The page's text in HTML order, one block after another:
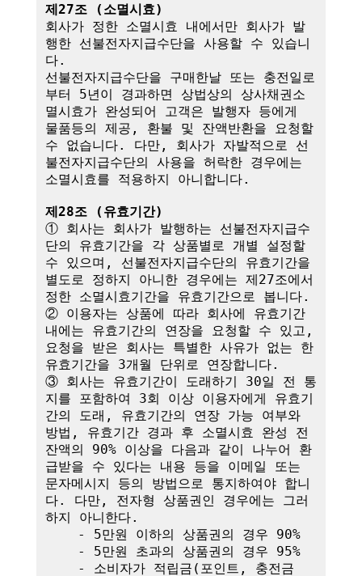
제27조 (소멸시효)
회사가 정한 소멸시효 내에서만 회사가 발
행한 선불전자지급수단을 사용할 수 있습니
다.
선불전자지급수단을 구매한날 또는 충전일로
부터 5년이 경과하면 상법상의 상사채권소
멸시효가 완성되어 고객은 발행자 등에게
물품등의 제공, 환불 및 잔액반환을 요청할
수 없습니다. 다만, 회사가 자발적으로 선
불전자지급수단의 사용을 허락한 경우에는
소멸시효를 적용하지 아니합니다.
제28조 (유효기간)
① 회사는 회사가 발행하는 선불전자지급수
단의 유효기간을 각 상품별로 개별 설정할
수 있으며, 선불전자지급수단의 유효기간을
별도로 정하지 아니한 경우에는 제27조에서
정한 소멸시효기간을 유효기간으로 봅니다.
② 이용자는 상품에 따라 회사에 유효기간
내에는 유효기간의 연장을 요청할 수 있고,
요청을 받은 회사는 특별한 사유가 없는 한
유효기간을 3개월 단위로 연장합니다.
③ 회사는 유효기간이 도래하기 30일 전 통
지를 포함하여 3회 이상 이용자에게 유효기
간의 도래, 유효기간의 연장 가능 여부와
방법, 유효기간 경과 후 소멸시효 완성 전
잔액의 90% 이상을 다음과 같이 나누어 환
급받을 수 있다는 내용 등을 이메일 또는
문자메시지 등의 방법으로 통지하여야 합니
다. 다만, 전자형 상품권인 경우에는 그러
하지 아니한다.